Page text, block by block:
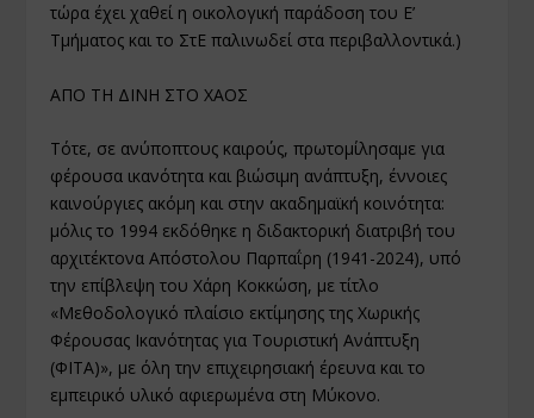
τώρα έχει χαθεί η οικολογική παράδοση του Ε’
Τμήματος και το ΣτΕ παλινωδεί στα περιβαλλοντικά.)
ΑΠΟ ΤΗ ΔΙΝΗ ΣΤΟ ΧΑΟΣ
Τότε, σε ανύποπτους καιρούς, πρωτομίλησαμε για
φέρουσα ικανότητα και βιώσιμη ανάπτυξη, έννοιες
καινούργιες ακόμη και στην ακαδημαϊκή κοινότητα:
μόλις το 1994 εκδόθηκε η διδακτορική διατριβή του
αρχιτέκτονα Απόστολου Παρπαΐρη (1941-2024), υπό
την επίβλεψη του Χάρη Κοκκώση, με τίτλο
«Μεθοδολογικό πλαίσιο εκτίμησης της Χωρικής
Φέρουσας Ικανότητας για Τουριστική Ανάπτυξη
(ΦΙΤΑ)», με όλη την επιχειρησιακή έρευνα και το
εμπειρικό υλικό αφιερωμένα στη Μύκονο.